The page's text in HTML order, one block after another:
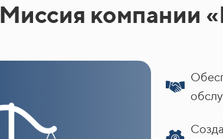
Миссия компании